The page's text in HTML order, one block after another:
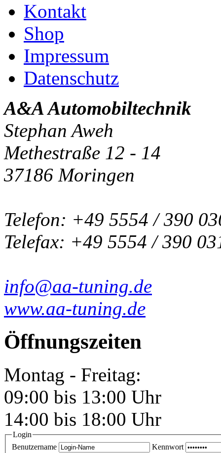
Kontakt
Shop
Impressum
Datenschutz
A&A Automobiltechnik
Stephan Aweh
Methestraße 12 - 14
37186 Moringen
Telefon: +49 5554 / 390
Telefax: +49 5554 / 390
info@aa-tuning.de
www.aa-tuning.de
Öffnungszeiten
Montag - Freitag:
09:00 bis 13:00 Uhr
14:00 bis 18:00 Uhr
Login
Benutzername
Kennwort